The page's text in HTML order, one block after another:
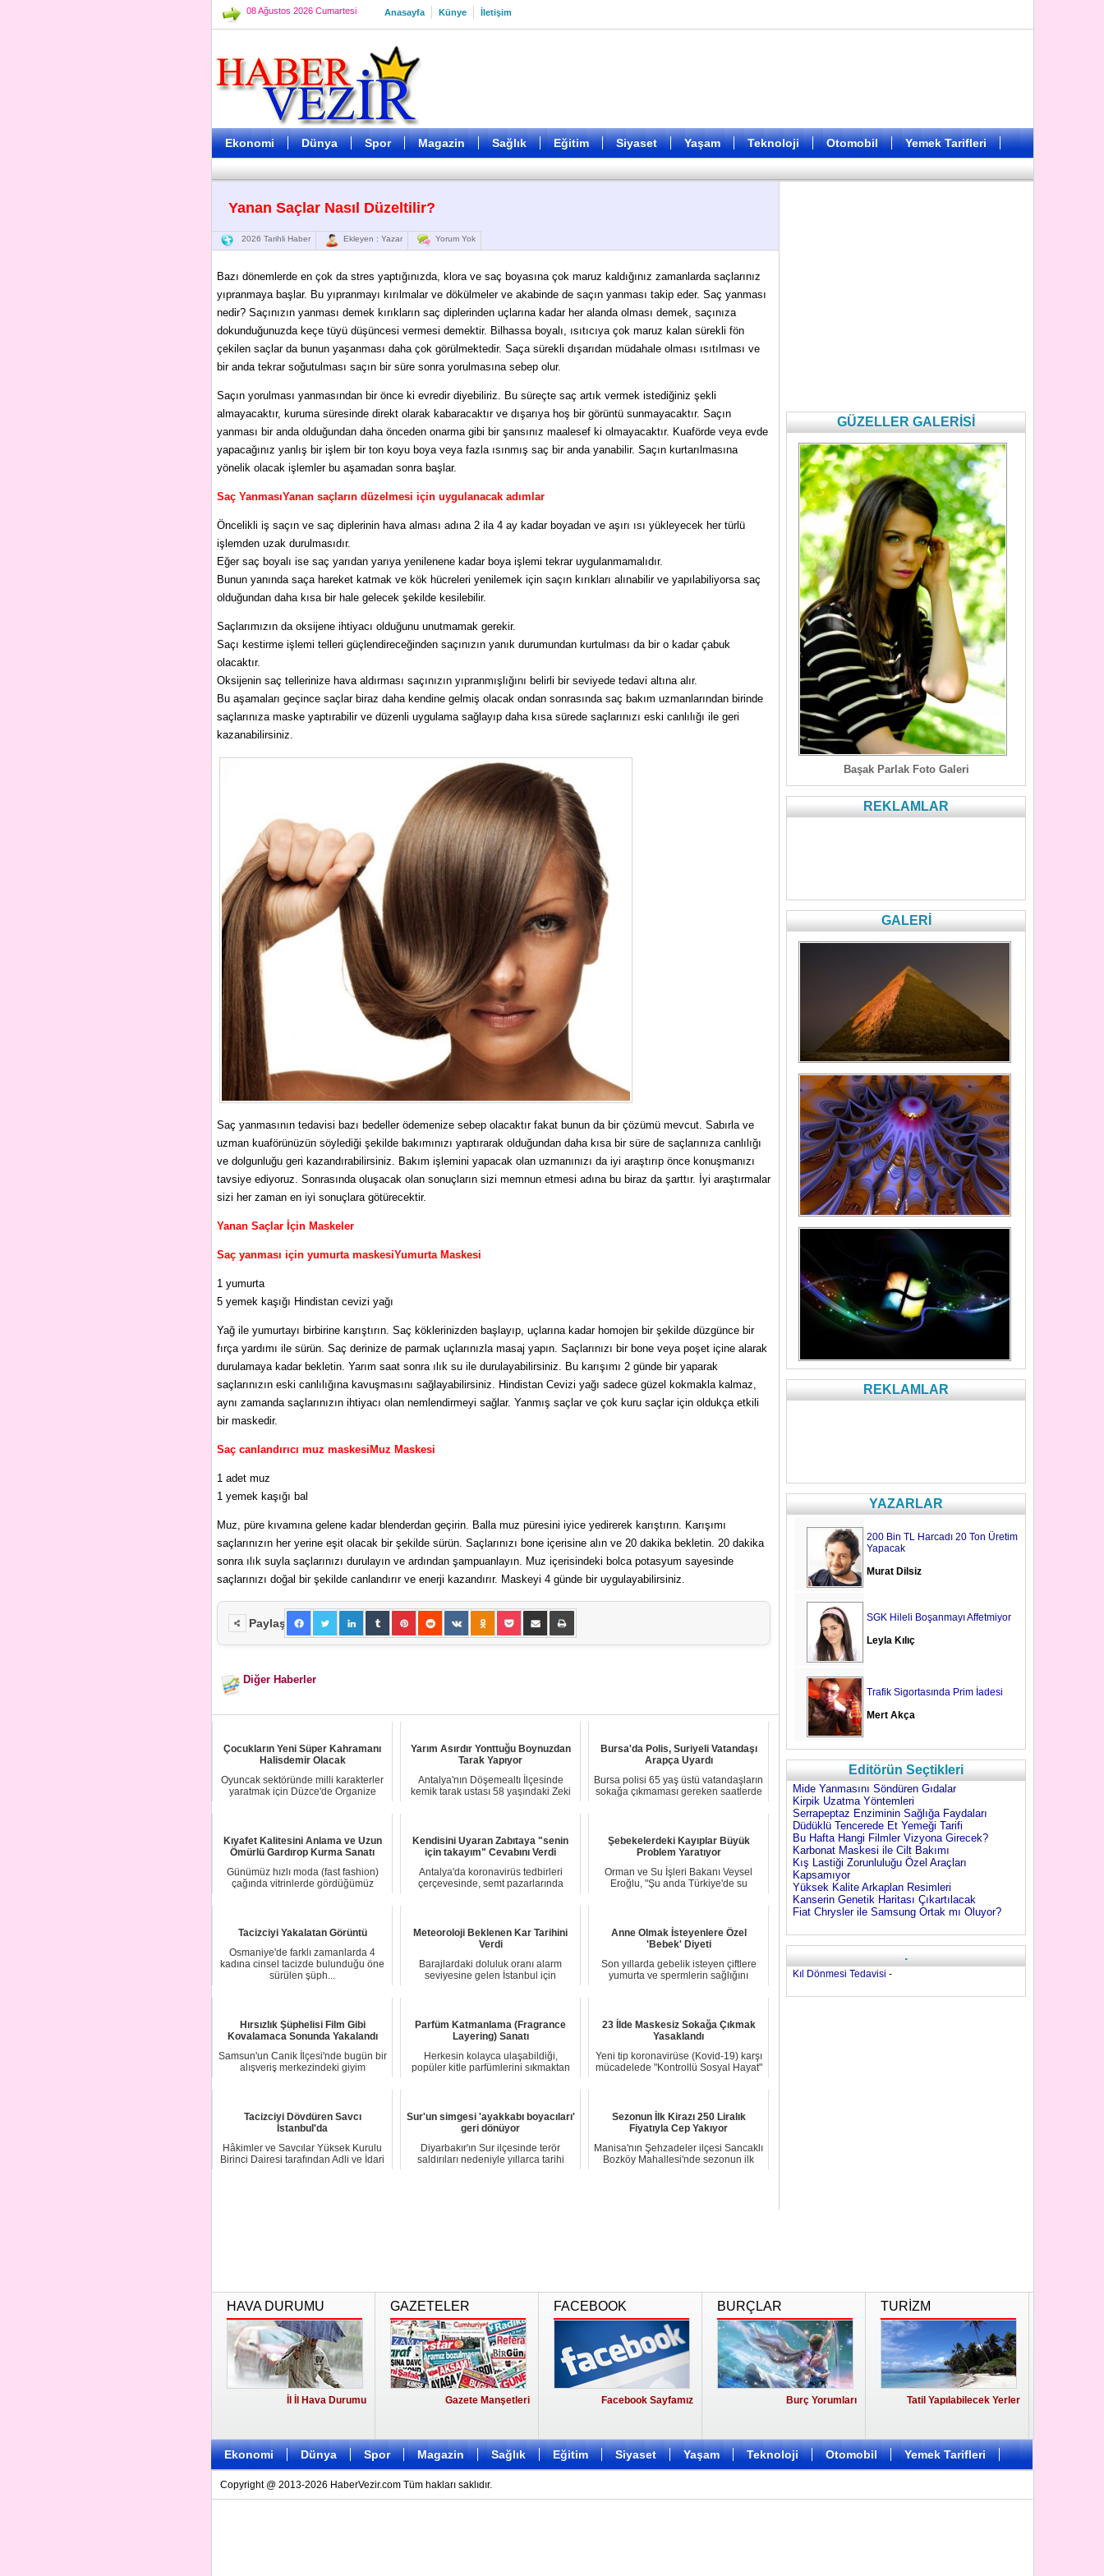
08 Ağustos 2026 Cumartesi Anasayfa Künye İletişim
Ekonomi Dünya Spor Magazin Sağlık Eğitim Siyaset Yaşam Teknoloji Otomobil Yemek Tarifleri
Yanan Saçlar Nasıl Düzeltilir?
2026 Tarihli Haber Ekleyen : Yazar Yorum Yok
Bazı dönemlerde en çok da stres yaptığınızda, klora ve saç boyasına çok maruz kaldığınız zamanlarda saçlarınız
yıpranmaya başlar. Bu yıpranmayı kırılmalar ve dökülmeler ve akabinde de saçın yanması takip eder. Saç yanması
nedir? Saçınızın yanması demek kırıkların saç diplerinden uçlarına kadar her alanda olması demek, saçınıza
dokunduğunuzda keçe tüyü düşüncesi vermesi demektir. Bilhassa boyalı, ısıtıcıya çok maruz kalan sürekli fön
çekilen saçlar da bunun yaşanması daha çok görülmektedir. Saça sürekli dışarıdan müdahale olması ısıtılması ve
bir anda tekrar soğutulması saçın bir süre sonra yorulmasına sebep olur.
Saçın yorulması yanmasından bir önce ki evredir diyebiliriz. Bu süreçte saç artık vermek istediğiniz şekli
almayacaktır, kuruma süresinde direkt olarak kabaracaktır ve dışarıya hoş bir görüntü sunmayacaktır. Saçın
yanması bir anda olduğundan daha önceden onarma gibi bir şansınız maalesef ki olmayacaktır. Kuaförde veya evde
yapacağınız yanlış bir işlem bir ton koyu boya veya fazla ısınmış saç bir anda yanabilir. Saçın kurtarılmasına
yönelik olacak işlemler bu aşamadan sonra başlar.
Saç YanmasıYanan saçların düzelmesi için uygulanacak adımlar
Öncelikli iş saçın ve saç diplerinin hava alması adına 2 ila 4 ay kadar boyadan ve aşırı ısı yükleyecek her türlü
işlemden uzak durulmasıdır.
Eğer saç boyalı ise saç yarıdan yarıya yenilenene kadar boya işlemi tekrar uygulanmamalıdır.
Bunun yanında saça hareket katmak ve kök hücreleri yenilemek için saçın kırıkları alınabilir ve yapılabiliyorsa saç
olduğundan daha kısa bir hale gelecek şekilde kesilebilir.
Saçlarımızın da oksijene ihtiyacı olduğunu unutmamak gerekir.
Saçı kestirme işlemi telleri güçlendireceğinden saçınızın yanık durumundan kurtulması da bir o kadar çabuk
olacaktır.
Oksijenin saç tellerinize hava aldırması saçınızın yıpranmışlığını belirli bir seviyede tedavi altına alır.
Bu aşamaları geçince saçlar biraz daha kendine gelmiş olacak ondan sonrasında saç bakım uzmanlarından birinde
saçlarınıza maske yaptırabilir ve düzenli uygulama sağlayıp daha kısa sürede saçlarınızı eski canlılığı ile geri
kazanabilirsiniz.
Saç yanmasının tedavisi bazı bedeller ödemenize sebep olacaktır fakat bunun da bir çözümü mevcut. Sabırla ve
uzman kuaförünüzün söylediği şekilde bakımınızı yaptırarak olduğundan daha kısa bir süre de saçlarınıza canlılığı
ve dolgunluğu geri kazandırabilirsiniz. Bakım işlemini yapacak olan uzmanınızı da iyi araştırıp önce konuşmanızı
tavsiye ediyoruz. Sonrasında oluşacak olan sonuçların sizi memnun etmesi adına bu biraz da şarttır. İyi araştırmalar
sizi her zaman en iyi sonuçlara götürecektir.
Yanan Saçlar İçin Maskeler
Saç yanması için yumurta maskesiYumurta Maskesi
1 yumurta
5 yemek kaşığı Hindistan cevizi yağı
Yağ ile yumurtayı birbirine karıştırın. Saç köklerinizden başlayıp, uçlarına kadar homojen bir şekilde düzgünce bir
fırça yardımı ile sürün. Saç derinize de parmak uçlarınızla masaj yapın. Saçlarınızı bir bone veya poşet içine alarak
durulamaya kadar bekletin. Yarım saat sonra ılık su ile durulayabilirsiniz. Bu karışımı 2 günde bir yaparak
saçlarınızın eski canlılığına kavuşmasını sağlayabilirsiniz. Hindistan Cevizi yağı sadece güzel kokmakla kalmaz,
aynı zamanda saçlarınızın ihtiyacı olan nemlendirmeyi sağlar. Yanmış saçlar ve çok kuru saçlar için oldukça etkili
bir maskedir.
Saç canlandırıcı muz maskesiMuz Maskesi
1 adet muz
1 yemek kaşığı bal
Muz, püre kıvamına gelene kadar blenderdan geçirin. Balla muz püresini iyice yedirerek karıştırın. Karışımı
saçlarınızın her yerine eşit olacak bir şekilde sürün. Saçlarınızı bone içerisine alın ve 20 dakika bekletin. 20 dakika
sonra ılık suyla saçlarınızı durulayın ve ardından şampuanlayın. Muz içerisindeki bolca potasyum sayesinde
saçlarınızı doğal bir şekilde canlandırır ve enerji kazandırır. Maskeyi 4 günde bir uygulayabilirsiniz.
Paylaş
Diğer Haberler
Çocukların Yeni Süper Kahramanı
Halisdemir Olacak
Oyuncak sektöründe milli karakterler
yaratmak için Düzce'de Organize
Yarım Asırdır Yonttuğu Boynuzdan
Tarak Yapıyor
Antalya'nın Döşemealtı İlçesinde
kemik tarak ustası 58 yaşındaki Zeki
Bursa'da Polis, Suriyeli Vatandaşı
Arapça Uyardı
Bursa polisi 65 yaş üstü vatandaşların
sokağa çıkmaması gereken saatlerde
Kıyafet Kalitesini Anlama ve Uzun
Ömürlü Gardırop Kurma Sanatı
Günümüz hızlı moda (fast fashion)
çağında vitrinlerde gördüğümüz
Kendisini Uyaran Zabıtaya "senin
için takayım" Cevabını Verdi
Antalya'da koronavirüs tedbirleri
çerçevesinde, semt pazarlarında
Şebekelerdeki Kayıplar Büyük
Problem Yaratıyor
Orman ve Su İşleri Bakanı Veysel
Eroğlu, "Şu anda Türkiye'de su
Tacizciyi Yakalatan Görüntü
Osmaniye'de farklı zamanlarda 4
kadına cinsel tacizde bulunduğu öne
sürülen şüph...
Meteoroloji Beklenen Kar Tarihini
Verdi
Barajlardaki doluluk oranı alarm
seviyesine gelen İstanbul için
Anne Olmak İsteyenlere Özel
'Bebek' Diyeti
Son yıllarda gebelik isteyen çiftlere
yumurta ve spermlerin sağlığını
Hırsızlık Şüphelisi Film Gibi
Kovalamaca Sonunda Yakalandı
Samsun'un Canik İlçesi'nde bugün bir
alışveriş merkezindeki giyim
Parfüm Katmanlama (Fragrance
Layering) Sanatı
Herkesin kolayca ulaşabildiği,
popüler kitle parfümlerini sıkmaktan
23 İlde Maskesiz Sokağa Çıkmak
Yasaklandı
Yeni tip koronavirüse (Kovid-19) karşı
mücadelede "Kontrollü Sosyal Hayat"
Tacizciyi Dövdüren Savcı
İstanbul'da
Hâkimler ve Savcılar Yüksek Kurulu
Birinci Dairesi tarafından Adli ve İdari
Sur'un simgesi 'ayakkabı boyacıları'
geri dönüyor
Diyarbakır'ın Sur ilçesinde terör
saldırıları nedeniyle yıllarca tarihi
Sezonun İlk Kirazı 250 Liralık
Fiyatıyla Cep Yakıyor
Manisa'nın Şehzadeler ilçesi Sancaklı
Bozköy Mahallesi'nde sezonun ilk
GÜZELLER GALERİSİ
Başak Parlak Foto Galeri
REKLAMLAR
GALERİ
REKLAMLAR
YAZARLAR
200 Bin TL Harcadı 20 Ton Üretim
Yapacak
Murat Dilsiz
SGK Hileli Boşanmayı Affetmiyor
Leyla Kılıç
Trafik Sigortasında Prim İadesi
Mert Akça
Editörün Seçtikleri
Mide Yanmasını Söndüren Gıdalar
Kirpik Uzatma Yöntemleri
Serrapeptaz Enziminin Sağlığa Faydaları
Düdüklü Tencerede Et Yemeği Tarifi
Bu Hafta Hangi Filmler Vizyona Girecek?
Karbonat Maskesi ile Cilt Bakımı
Kış Lastiği Zorunluluğu Özel Araçları
Kapsamıyor
Yüksek Kalite Arkaplan Resimleri
Kanserin Genetik Haritası Çıkartılacak
Fiat Chrysler ile Samsung Ortak mı Oluyor?
.
Kıl Dönmesi Tedavisi -
HAVA DURUMU
İl İl Hava Durumu
GAZETELER
Gazete Manşetleri
FACEBOOK
Facebook Sayfamız
BURÇLAR
Burç Yorumları
TURİZM
Tatil Yapılabilecek Yerler
Ekonomi Dünya Spor Magazin Sağlık Eğitim Siyaset Yaşam Teknoloji Otomobil Yemek Tarifleri
Copyright @ 2013-2026 HaberVezir.com Tüm hakları saklıdır.